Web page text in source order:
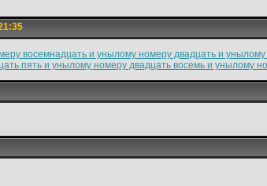
восемнадцать и унылому номеру двадцать и
пять и унылому номеру двадцать восемь и унылому